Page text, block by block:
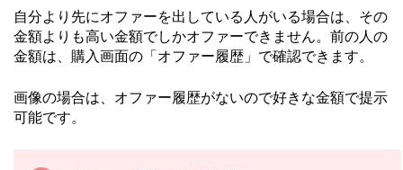
自分より先にオファーを出している人がいる場合は、その
金額よりも高い金額でしかオファーできません。前の人の
金額は、購入画面の「オファー履歴」で確認できます。
画像の場合は、オファー履歴がないので好きな金額で提示
可能です。